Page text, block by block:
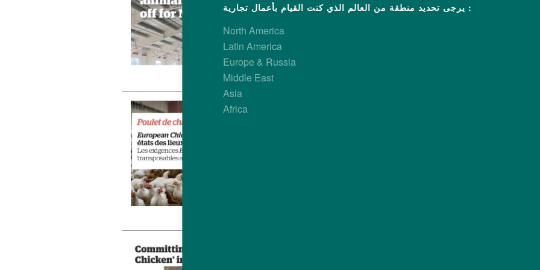
يرجى تحديد منطقة من العالم الذي كنت القيام بأعمال تجارية :
North America
Latin America
Europe & Russia
Middle East
Asia
Africa